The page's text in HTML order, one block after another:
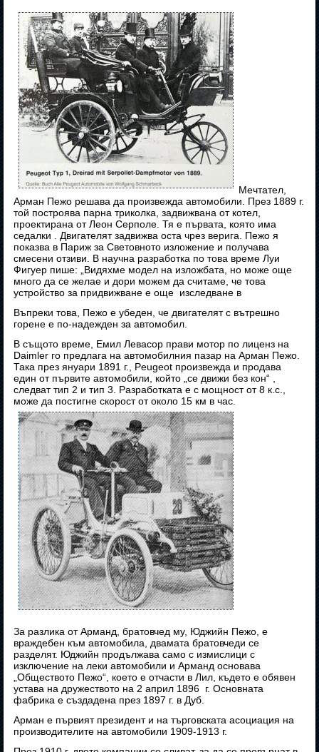
Мечтател,
Арман Пежо решава да произвежда автомобили. През 1889 г.
той построява парна триколка, задвижвана от котел,
проектирана от Леон Серполе. Тя е първата, която има
седалки . Двигателят задвижва оста чрез верига. Пежо я
показва в Париж за Световното изложение и получава
смесени отзиви. В научна разработка по това време Луи
Фигуер пише: „Видяхме модел на изложбата, но може още
много да се желае и дори можем да считаме, че това
устройство за придвижване е още изследване в
Въпреки това, Пежо е убеден, че двигателят с вътрешно
горене е по-надежден за автомобил.
В същото време, Емил Левасор прави мотор по лиценз на
Daimler го предлага на автомобилния пазар на Арман Пежо.
Така през януари 1891 г., Peugeot произвежда и продава
един от първите автомобили, който „се движи без кон“ ,
следват тип 2 и тип 3. Разработката е с мощност от 8 к.с.,
може да постигне скорост от около 15 км в час.
За разлика от Арманд, братовчед му, Юджийн Пежо, е
враждебен към автомобила, двамата братовчеди се
разделят. Юджийн продължава само с измислици с
изключение на леки автомобили и Арманд основава
„Обществото Пежо“, което е отчасти в Лил, където е обявен
устава на дружеството на 2 април 1896 г. Основната
фабрика е създадена през 1897 г. в Дуб.
Арман е първият президент и на търговската асоциация на
производителите на автомобили 1909-1913 г.